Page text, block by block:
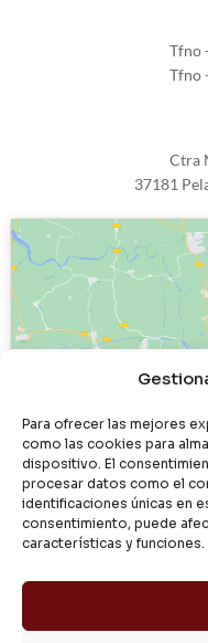
Para ofrecer las mejores
como las cookies para
dispositivo. El
procesar datos como el
identificaciones únicas en
consentimiento, puede
características y funciones.
Tfno
Tfno
Ctra
37181
Haz clic